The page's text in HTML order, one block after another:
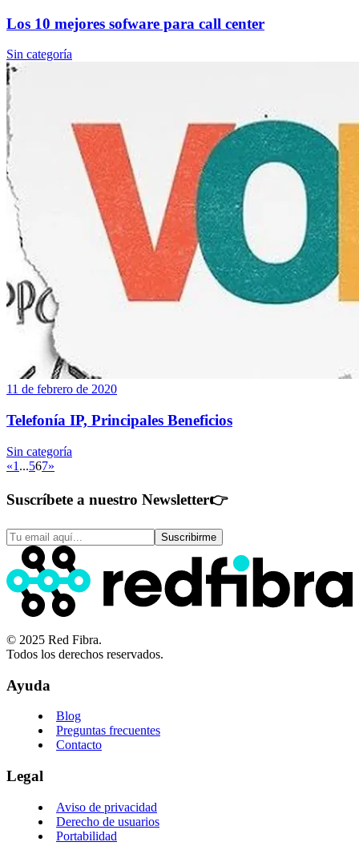
Los 10 mejores sofware para call center
Sin categoría
11 de febrero de 2020
Telefonía IP, Principales Beneficios
Sin categoría
«1 ...567»
Suscríbete a nuestro Newsletter👉
Suscribirme
© 2025 Red Fibra.
Todos los derechos reservados.
Ayuda
Blog
Preguntas frecuentes
Contacto
Legal
Aviso de privacidad
Derecho de usuarios
Portabilidad